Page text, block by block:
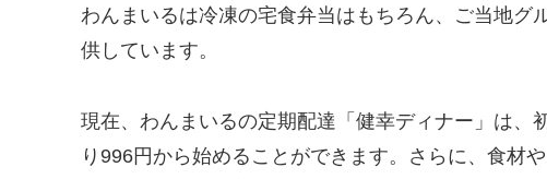
わんまいるは冷凍の宅食弁当はもちろん、ご当地グ
供しています。
現在、わんまいるの定期配達「健幸ディナー」は、
り996円から始めることができます。さらに、食材